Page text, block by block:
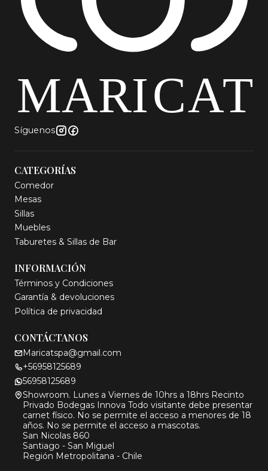
Síguenos
CATEGORÍAS
Comedor
Mesas
Sillas
Muebles
Taburetes & Sillas de Bar
INFORMACIÓN
Términos y Condiciones
Garantía & devoluciones
Política de privacidad
CONTÁCTANOS
Maricatspa@gmail.com
+56958125689
56958125689
Showroom. Lunes a Viernes de 10hrs a 18hrs Recinto
Privado Bodegas Innova Todo visitante debe presentar
carnet físico. No se permite el acceso a menores de 18
años. No se permite el acceso a mascotas.
San Nicolas 860
Santiago - San Miguel
Región Metropolitana - Chile